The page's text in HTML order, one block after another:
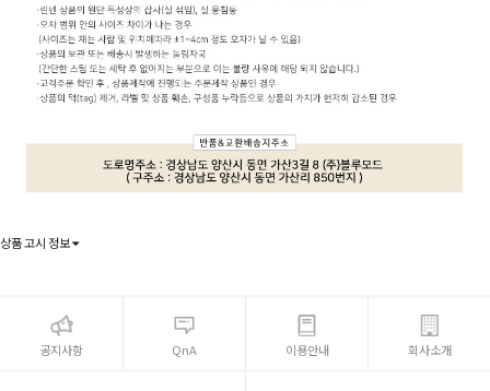
상품 고시 정보
공지사항 QnA 이용안내 회사소개